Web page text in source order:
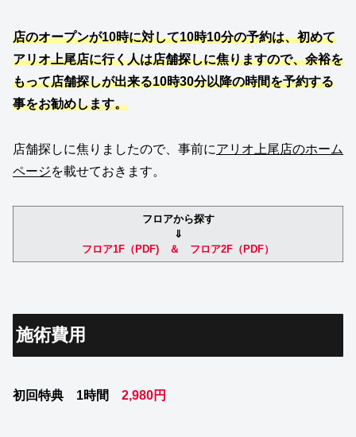
店のオープンが10時に対して10時10分の予約は、初めて
アリオ上尾店に行く人は店舗探しに焦りますので、余裕を
もって店舗探しが出来る10時30分以降の時間を予約する
事をお勧めします。
店舗探しに焦りましたので、事前にアリオ上尾店のホーム
ページを載せておきます。
フロアから探す
⇓
フロア1F（PDF) ＆ フロア2F（PDF）
施術費用
初回特典 1時間 2,980円